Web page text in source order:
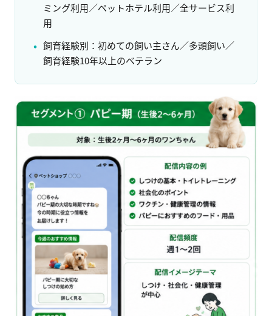
ミング利用／ペットホテル利用／全サービス利
用
飼育経験別：初めての飼い主さん／多頭飼い／
飼育経験10年以上のベテラン